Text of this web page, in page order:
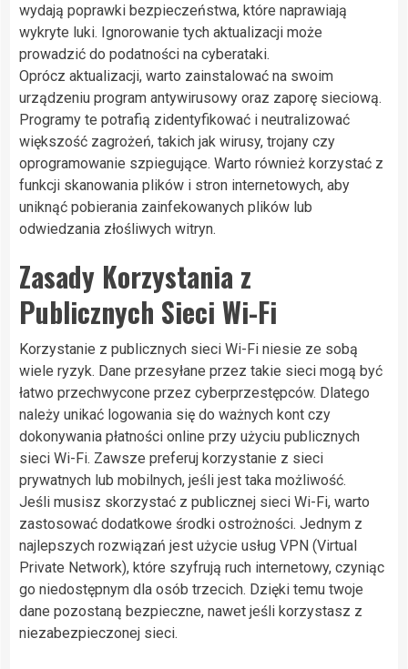
wydają poprawki bezpieczeństwa, które naprawiają
wykryte luki. Ignorowanie tych aktualizacji może
prowadzić do podatności na cyberataki.
Oprócz aktualizacji, warto zainstalować na swoim
urządzeniu program antywirusowy oraz zaporę sieciową.
Programy te potrafią zidentyfikować i neutralizować
większość zagrożeń, takich jak wirusy, trojany czy
oprogramowanie szpiegujące. Warto również korzystać z
funkcji skanowania plików i stron internetowych, aby
uniknąć pobierania zainfekowanych plików lub
odwiedzania złośliwych witryn.
Zasady Korzystania z
Publicznych Sieci Wi-Fi
Korzystanie z publicznych sieci Wi-Fi niesie ze sobą
wiele ryzyk. Dane przesyłane przez takie sieci mogą być
łatwo przechwycone przez cyberprzestępców. Dlatego
należy unikać logowania się do ważnych kont czy
dokonywania płatności online przy użyciu publicznych
sieci Wi-Fi. Zawsze preferuj korzystanie z sieci
prywatnych lub mobilnych, jeśli jest taka możliwość.
Jeśli musisz skorzystać z publicznej sieci Wi-Fi, warto
zastosować dodatkowe środki ostrożności. Jednym z
najlepszych rozwiązań jest użycie usług VPN (Virtual
Private Network), które szyfrują ruch internetowy, czyniąc
go niedostępnym dla osób trzecich. Dzięki temu twoje
dane pozostaną bezpieczne, nawet jeśli korzystasz z
niezabezpieczonej sieci.